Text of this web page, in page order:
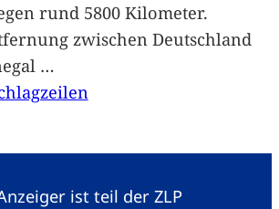
rund 5800 Kilometer.
zwischen Deutschland
…
ist teil der ZLP